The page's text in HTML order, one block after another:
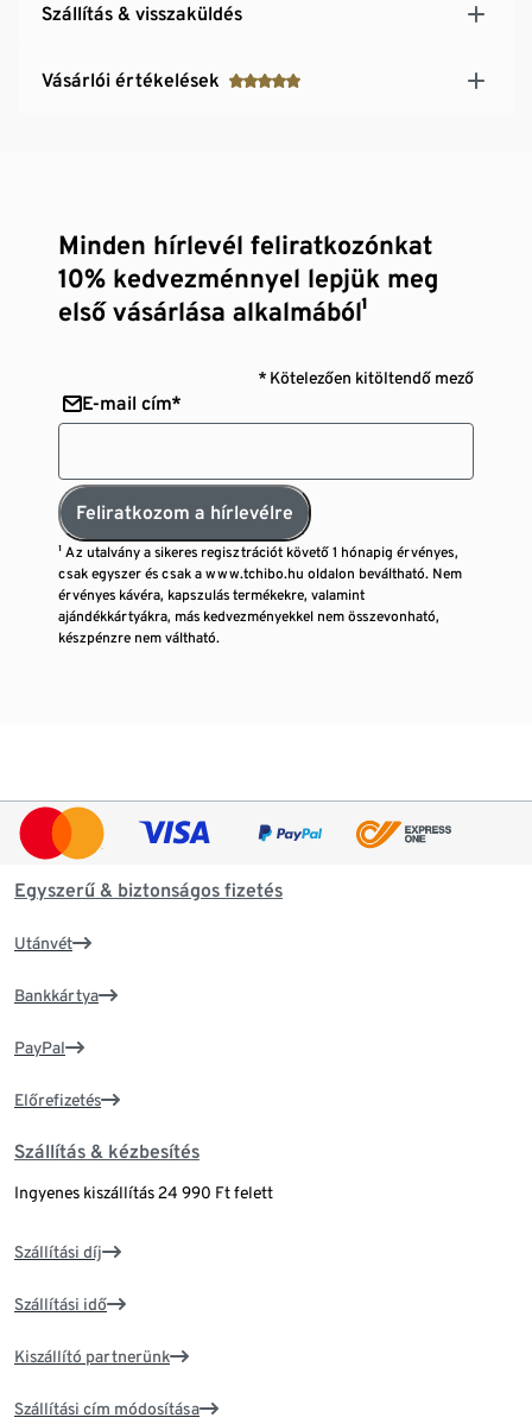
Szállítás & visszaküldés
Vásárlói értékelések
Minden hírlevél feliratkozónkat
10% kedvezménnyel lepjük meg
első vásárlása alkalmából¹
* Kötelezően kitöltendő mező
E-mail cím*
Feliratkozom a hírlevélre
¹ Az utalvány a sikeres regisztrációt követő 1 hónapig érvényes,
csak egyszer és csak a www.tchibo.hu oldalon beváltható. Nem
érvényes kávéra, kapszulás termékekre, valamint
ajándékkártyákra, más kedvezményekkel nem összevonható,
készpénzre nem váltható.
Egyszerű & biztonságos fizetés
Utánvét
Bankkártya
PayPal
Előrefizetés
Szállítás & kézbesítés
Ingyenes kiszállítás 24 990 Ft felett
Szállítási díj
Szállítási idő
Kiszállító partnerünk
Szállítási cím módosítása